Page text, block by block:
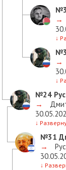
→
↓
→
↓
№24
→
↓
№31
→
↓